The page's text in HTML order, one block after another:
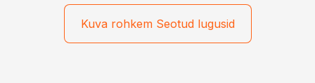
on DHL usaldanud Mercedes-Benzi tarbesõidukeid
juba enam kui kümme aastat ning koostöö Vehoga on
selle aja jooksul kujunenud oluliseks osaks ettevõtte
Kuva rohkem Seotud lugusid